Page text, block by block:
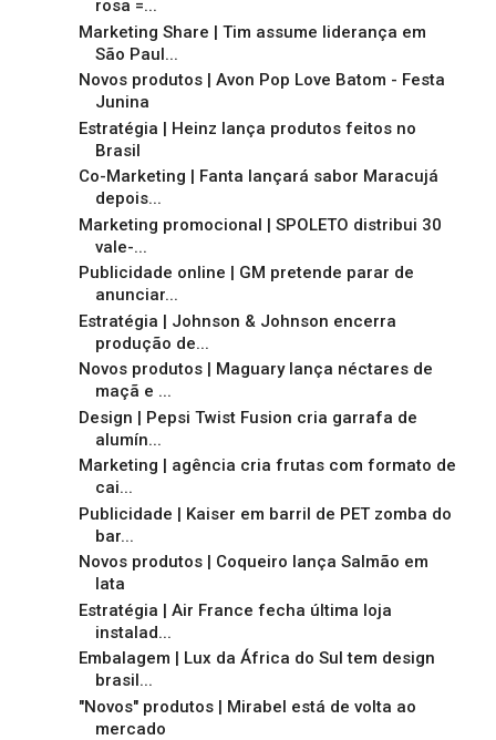
rosa =...
Marketing Share | Tim assume liderança em
São Paul...
Novos produtos | Avon Pop Love Batom - Festa
Junina
Estratégia | Heinz lança produtos feitos no
Brasil
Co-Marketing | Fanta lançará sabor Maracujá
depois...
Marketing promocional | SPOLETO distribui 30
vale-...
Publicidade online | GM pretende parar de
anunciar...
Estratégia | Johnson & Johnson encerra
produção de...
Novos produtos | Maguary lança néctares de
maçã e ...
Design | Pepsi Twist Fusion cria garrafa de
alumín...
Marketing | agência cria frutas com formato de
cai...
Publicidade | Kaiser em barril de PET zomba do
bar...
Novos produtos | Coqueiro lança Salmão em
lata
Estratégia | Air France fecha última loja
instalad...
Embalagem | Lux da África do Sul tem design
brasil...
"Novos" produtos | Mirabel está de volta ao
mercado